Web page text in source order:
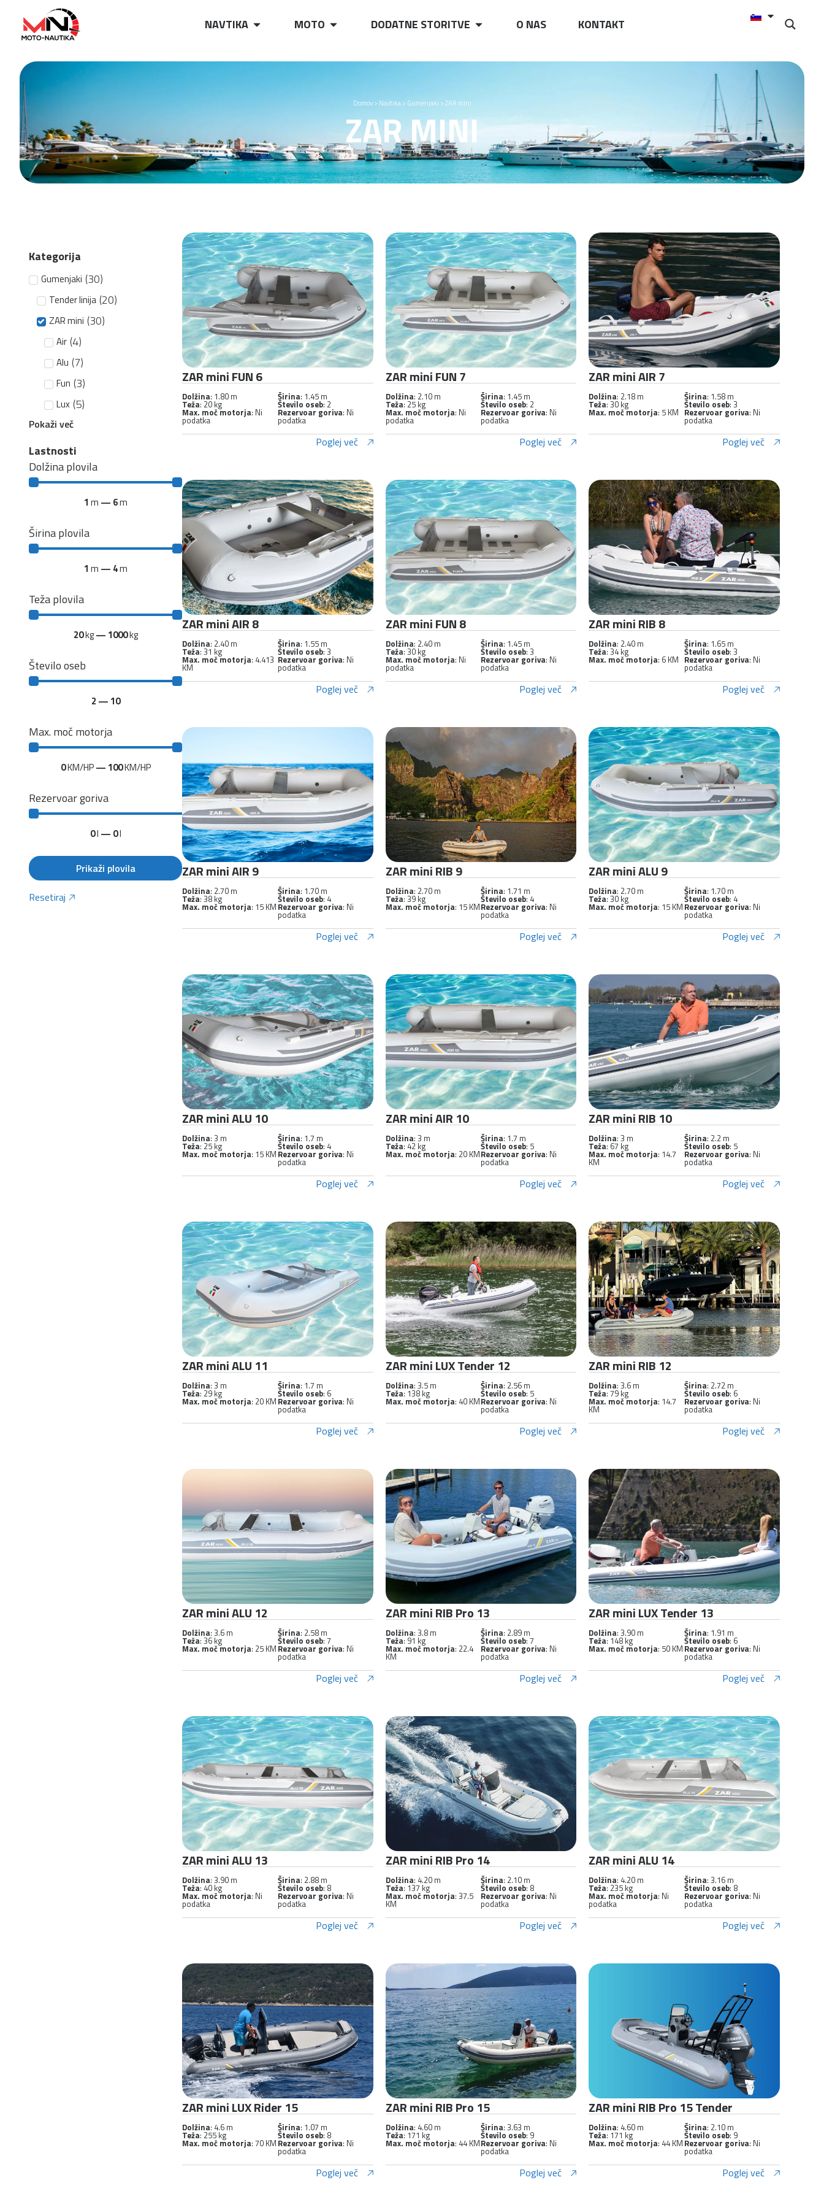
NAVTIKA MOTO DODATNE STORITVE O NAS KONTAKT
Domov>Navtika>Gumenjaki >ZAR mini
ZAR MINI
Kategorija
Gumenjaki (30)
Tender linija (20)
ZAR mini (30)
Air (4)
Alu (7)
Fun (3)
Lux (5)
Pokaži več
Lastnosti
Dolžina plovila
1 m — 6m
Širina plovila
1 m — 4m
Teža plovila
20kg— 1000kg
Število oseb
2 — 10
Max. moč motorja
0KM/HP— 100KM/HP
Rezervoar goriva
0l — 0l
Prikaži plovila
Resetiraj
ZAR mini FUN 6
Dolžina: 1.80 m Širina: 1.45 m
Teža: 20 kg Število oseb: 2
Max. moč motorja: Ni
podatka
Rezervoar goriva: Ni
podatka
Poglej več
ZAR mini FUN 7
Dolžina: 2.10 m Širina: 1.45 m
Teža: 25 kg Število oseb: 2
Max. moč motorja: Ni
podatka
Rezervoar goriva: Ni
podatka
Poglej več
ZAR mini AIR 7
Dolžina: 2.18 m Širina: 1.58 m
Teža: 30 kg Število oseb: 3
Max. moč motorja: 5 KM Rezervoar goriva: Ni
podatka
Poglej več
ZAR mini AIR 8
Dolžina: 2.40 m Širina: 1.55 m
Teža: 31 kg Število oseb: 3
Max. moč motorja: 4.413
KM
Rezervoar goriva: Ni
podatka
Poglej več
ZAR mini FUN 8
Dolžina: 2.40 m Širina: 1.45 m
Teža: 30 kg Število oseb: 3
Max. moč motorja: Ni
podatka
Rezervoar goriva: Ni
podatka
Poglej več
ZAR mini RIB 8
Dolžina: 2.40 m Širina: 1.65 m
Teža: 34 kg Število oseb: 3
Max. moč motorja: 6 KM Rezervoar goriva: Ni
podatka
Poglej več
ZAR mini AIR 9
Dolžina: 2.70 m Širina: 1.70 m
Teža: 38 kg Število oseb: 4
Max. moč motorja: 15 KM Rezervoar goriva: Ni
podatka
Poglej več
ZAR mini RIB 9
Dolžina: 2.70 m Širina: 1.71 m
Teža: 39 kg Število oseb: 4
Max. moč motorja: 15 KMRezervoar goriva: Ni
podatka
Poglej več
ZAR mini ALU 9
Dolžina: 2.70 m Širina: 1.70 m
Teža: 30 kg Število oseb: 4
Max. moč motorja: 15 KM Rezervoar goriva: Ni
podatka
Poglej več
ZAR mini ALU 10
Dolžina: 3 m Širina: 1.7 m
Teža: 25 kg Število oseb: 4
Max. moč motorja: 15 KM Rezervoar goriva: Ni
podatka
Poglej več
ZAR mini AIR 10
Dolžina: 3 m Širina: 1.7 m
Teža: 42 kg Število oseb: 5
Max. moč motorja: 20 KMRezervoar goriva: Ni
podatka
Poglej več
ZAR mini RIB 10
Dolžina: 3 m Širina: 2.2 m
Teža: 67 kg Število oseb: 5
Max. moč motorja: 14.7
KM
Rezervoar goriva: Ni
podatka
Poglej več
ZAR mini ALU 11
Dolžina: 3 m Širina: 1.7 m
Teža: 29 kg Število oseb: 6
Max. moč motorja: 20 KM Rezervoar goriva: Ni
podatka
Poglej več
ZAR mini LUX Tender 12
Dolžina: 3.5 m Širina: 2.56 m
Teža: 138 kg Število oseb: 5
Max. moč motorja: 40 KMRezervoar goriva: Ni
podatka
Poglej več
ZAR mini RIB 12
Dolžina: 3.6 m Širina: 2.72 m
Teža: 79 kg Število oseb: 6
Max. moč motorja: 14.7
KM
Rezervoar goriva: Ni
podatka
Poglej več
ZAR mini ALU 12
Dolžina: 3.6 m Širina: 2.58 m
Teža: 36 kg Število oseb: 7
Max. moč motorja: 25 KM Rezervoar goriva: Ni
podatka
Poglej več
ZAR mini RIB Pro 13
Dolžina: 3.8 m Širina: 2.89 m
Teža: 91 kg Število oseb: 7
Max. moč motorja: 22.4
KM
Rezervoar goriva: Ni
podatka
Poglej več
ZAR mini LUX Tender 13
Dolžina: 3.90 m Širina: 1.91 m
Teža: 148 kg Število oseb: 6
Max. moč motorja: 50 KM Rezervoar goriva: Ni
podatka
Poglej več
ZAR mini ALU 13
Dolžina: 3.90 m Širina: 2.88 m
Teža: 40 kg Število oseb: 8
Max. moč motorja: Ni
podatka
Rezervoar goriva: Ni
podatka
Poglej več
ZAR mini RIB Pro 14
Dolžina: 4.20 m Širina: 2.10 m
Teža: 137 kg Število oseb: 8
Max. moč motorja: 37.5
KM
Rezervoar goriva: Ni
podatka
Poglej več
ZAR mini ALU 14
Dolžina: 4.20 m Širina: 3.16 m
Teža: 235 kg Število oseb: 8
Max. moč motorja: Ni
podatka
Rezervoar goriva: Ni
podatka
Poglej več
ZAR mini LUX Rider 15
Dolžina: 4.6 m Širina: 1.07 m
Teža: 255 kg Število oseb: 8
Max. moč motorja: 70 KM Rezervoar goriva: Ni
podatka
Poglej več
ZAR mini RIB Pro 15
Dolžina: 4.60 m Širina: 3.63 m
Teža: 171 kg Število oseb: 9
Max. moč motorja: 44 KMRezervoar goriva: Ni
podatka
Poglej več
ZAR mini RIB Pro 15 Tender
Dolžina: 4.60 m Širina: 2.10 m
Teža: 171 kg Število oseb: 9
Max. moč motorja: 44 KM Rezervoar goriva: Ni
podatka
Poglej več